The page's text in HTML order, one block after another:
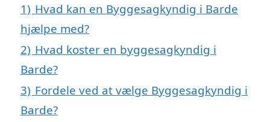
1) Hvad kan en Byggesagkyndig i Barde
hjælpe med?
2) Hvad koster en byggesagkyndig i
Barde?
3) Fordele ved at vælge Byggesagkyndig i
Barde?